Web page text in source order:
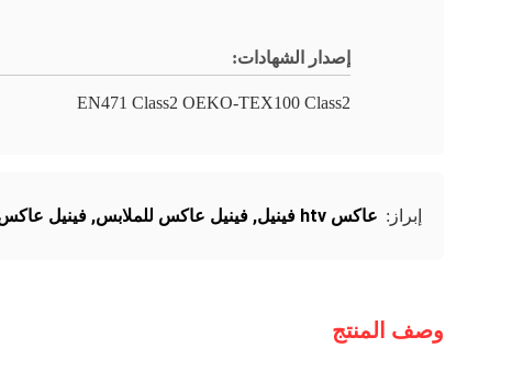
إصدار الشهادات:
EN471 Class2 OEKO-TEX100 Class2
إبراز: عاكس htv فينيل , فينيل عاكس للملابس, فينيل عاكس
وصف المنتج